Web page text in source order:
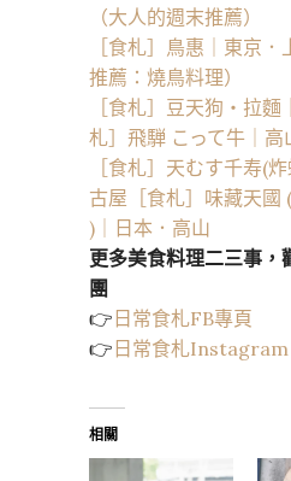
（大人的週末推薦）
［食札］鳥惠｜東京
推薦：燒鳥料理）
［食札］豆天狗・拉
札］飛騨 こって牛｜高
［食札］天むす千寿(
古屋 ［食札］味藏天
)｜日本．高山
更多美食料理二三事，
團
👉日常食札FB專頁
👉日常食札Instagram
相關